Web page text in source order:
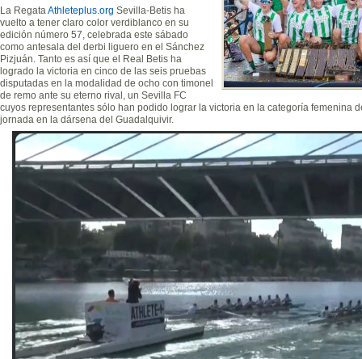
La RegataAthleteplus.org Sevilla-Betis ha
vuelto a tener claro color verdiblanco en su
edición número 57, celebrada este sábado
como antesala del derbi liguero en el Sánchez
Pizjuán. Tanto es así que el Real Betis ha
logrado la victoria en cinco de las seis pruebas
disputadas en la modalidad de ocho con timonel
de remo ante su eterno rival, un Sevilla FC
cuyos representantes sólo han podido lograr la victoria en la categoría femenina
jornada en la dársena del Guadalquivir.